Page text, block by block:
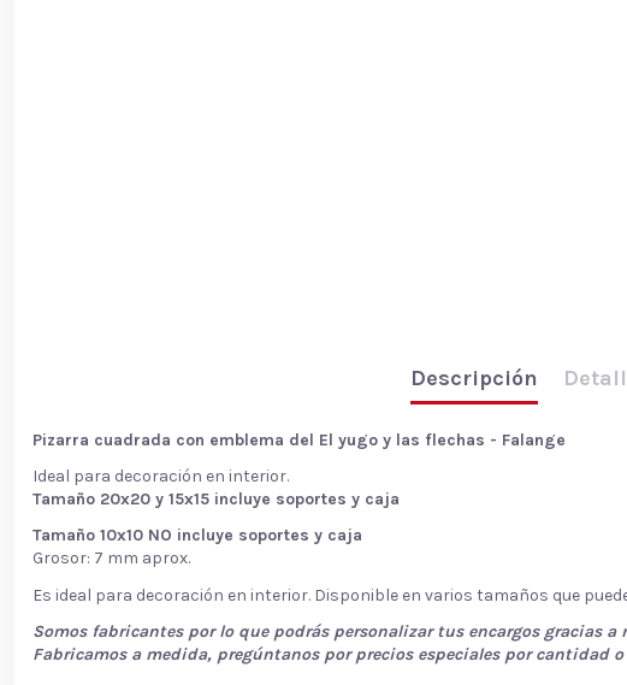
Descripción
Pizarra cuadrada con emblema del El yugo y las flechas - Falange
Ideal para decoración en interior.
Tamaño 20x20 y 15x15 incluye soportes y caja
Tamaño 10x10 NO incluye soportes y caja
Grosor: 7 mm aprox.
Es ideal para decoración en interior. Disponible en varios tamaños que
Somos fabricantes por lo que podrás personalizar tus encargos gracias
Fabricamos a medida, pregúntanos por precios especiales por cantidad